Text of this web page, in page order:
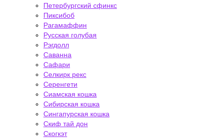
Петербургский сфинкс
Пиксибоб
Рагамаффин
Русская голубая
Рэгдолл
Саванна
Сафари
Селкирк рекс
Серенгети
Сиамская кошка
Сибирская кошка
Сингапурская кошка
Скиф тай дон
Скогкэт